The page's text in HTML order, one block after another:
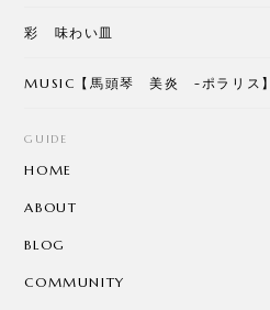
彩 味わい皿
MUSIC【馬頭琴 美炎 -ポラリス】
GUIDE
HOME
ABOUT
BLOG
COMMUNITY